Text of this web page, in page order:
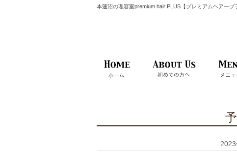
本蓮沼の理容室premium hair PLUS【プレミアムヘアープ